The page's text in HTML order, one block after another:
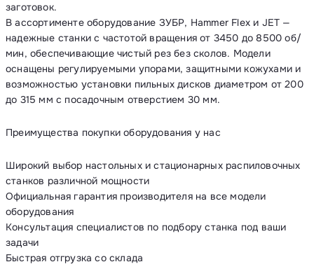
заготовок.
В ассортименте оборудование ЗУБР, Hammer Flex и JET —
надежные станки с частотой вращения от 3450 до 8500 об/
мин, обеспечивающие чистый рез без сколов. Модели
оснащены регулируемыми упорами, защитными кожухами и
возможностью установки пильных дисков диаметром от 200
до 315 мм с посадочным отверстием 30 мм.
Преимущества покупки оборудования у нас
Широкий выбор настольных и стационарных распиловочных
станков различной мощности
Официальная гарантия производителя на все модели
оборудования
Консультация специалистов по подбору станка под ваши
задачи
Быстрая отгрузка со склада